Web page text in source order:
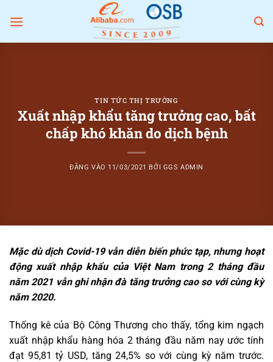
qua
TIN TỨC THỊ TRƯỜNG
Xuất nhập khẩu tăng trưởng cao, bất
chấp khó khăn do dịch bệnh
ĐĂNG VÀO 11/03/2021 BỞI GGS ADMIN
Mặc dù dịch Covid-19 vẫn diễn biến phức tạp, nhưng hoạt
động xuất nhập khẩu của Việt Nam trong 2 tháng đầu
năm 2021 vẫn ghi nhận đà tăng trưởng cao so với cùng kỳ
năm 2020.
Thống kê của Bộ Công Thương cho thấy, tổng kim ngạch
xuất nhập khẩu hàng hóa 2 tháng đầu năm nay ước tính
đạt 95,81 tỷ USD, tăng 24,5% so với cùng kỳ năm trước.